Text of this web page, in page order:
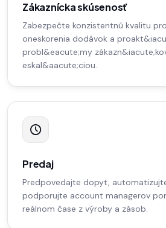
Zákaznícka skúsenosť
Zabezpečte konzistentnú kvalitu
oneskorenia dodávok a
probl&eacute;my
eskal&aacute;ciou.
Predaj
Predpovedajte dopyt,
podporujte account managerov
reálnom čase z výroby a zásob.